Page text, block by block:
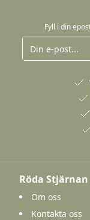
Fyll i din
Röda Stjärnan
Om oss
Kontakta oss